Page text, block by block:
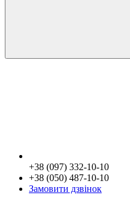
+38 (097) 332-10-10
+38 (050) 487-10-10
Замовити дзвінок